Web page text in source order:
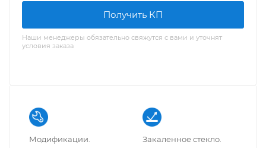
Получить КП
Наши менеджеры обязательно свяжутся с вами и уточнят
условия заказа
Модификации.
Закаленное стекло.